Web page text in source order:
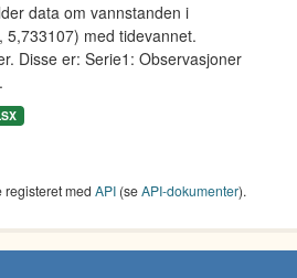
data om vannstanden i
med tidevannet.
Disse er: Serie1: Observasjoner
registeret med API (seAPI-dokumenter).